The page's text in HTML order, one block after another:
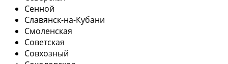
Сенной
Славянск-на-Кубани
Смоленская
Советская
Совхозный